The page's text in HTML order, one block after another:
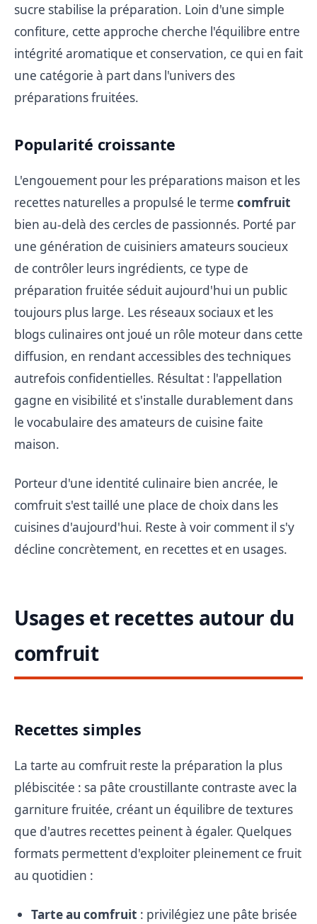
sucre stabilise la préparation. Loin d'une simple
confiture, cette approche cherche l'équilibre entre
intégrité aromatique et conservation, ce qui en fait
une catégorie à part dans l'univers des
préparations fruitées.
Popularité croissante
L'engouement pour les préparations maison et les
recettes naturelles a propulsé le terme comfruit
bien au-delà des cercles de passionnés. Porté par
une génération de cuisiniers amateurs soucieux
de contrôler leurs ingrédients, ce type de
préparation fruitée séduit aujourd'hui un public
toujours plus large. Les réseaux sociaux et les
blogs culinaires ont joué un rôle moteur dans cette
diffusion, en rendant accessibles des techniques
autrefois confidentielles. Résultat : l'appellation
gagne en visibilité et s'installe durablement dans
le vocabulaire des amateurs de cuisine faite
maison.
Porteur d'une identité culinaire bien ancrée, le
comfruit s'est taillé une place de choix dans les
cuisines d'aujourd'hui. Reste à voir comment il s'y
décline concrètement, en recettes et en usages.
Usages et recettes autour du
comfruit
Recettes simples
La tarte au comfruit reste la préparation la plus
plébiscitée : sa pâte croustillante contraste avec la
garniture fruitée, créant un équilibre de textures
que d'autres recettes peinent à égaler. Quelques
formats permettent d'exploiter pleinement ce fruit
au quotidien :
Tarte au comfruit : privilégiez une pâte brisée